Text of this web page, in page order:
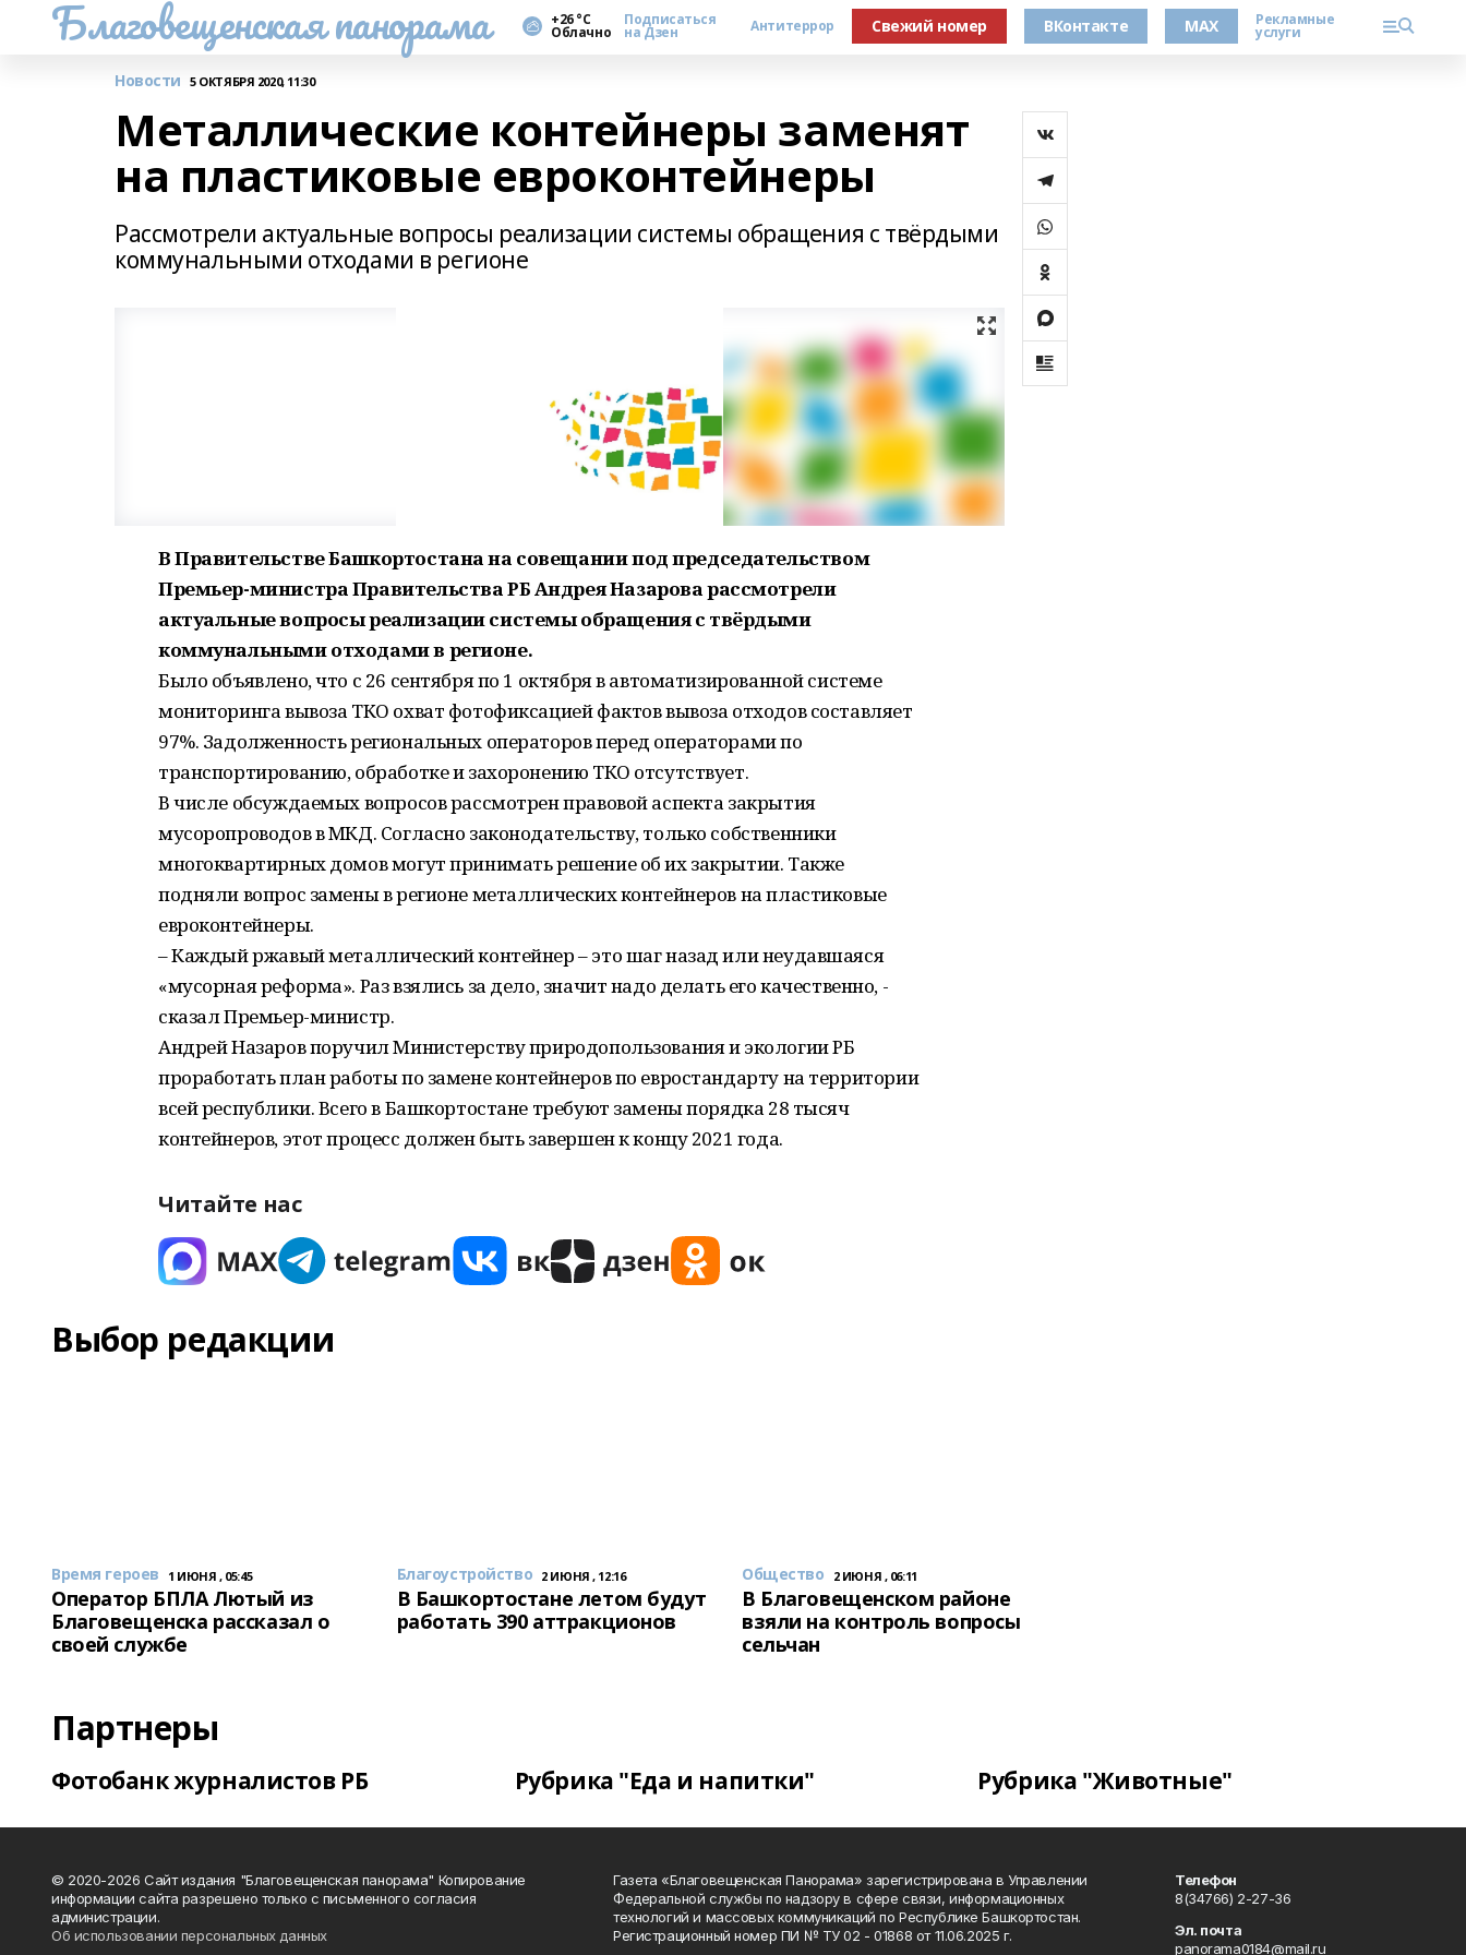
Благовещенская панорама +26 °С
Облачно
Подписаться
на Дзен Антитеррор Свежий номер ВКонтакте MAX Рекламные
услуги
Новости 5 ОКТЯБРЯ 2020, 11:30
Металлические контейнеры заменят
на пластиковые евроконтейнеры
Рассмотрели актуальные вопросы реализации системы обращения с твёрдыми
коммунальными отходами в регионе
В Правительстве Башкортостана на совещании под председательством
Премьер-министра Правительства РБ Андрея Назарова рассмотрели
актуальные вопросы реализации системы обращения с твёрдыми
коммунальными отходами в регионе.
Было объявлено, что с 26 сентября по 1 октября в автоматизированной системе
мониторинга вывоза ТКО охват фотофиксацией фактов вывоза отходов составляет
97%. Задолженность региональных операторов перед операторами по
транспортированию, обработке и захоронению ТКО отсутствует.
В числе обсуждаемых вопросов рассмотрен правовой аспекта закрытия
мусоропроводов в МКД. Согласно законодательству, только собственники
многоквартирных домов могут принимать решение об их закрытии. Также
подняли вопрос замены в регионе металлических контейнеров на пластиковые
евроконтейнеры.
– Каждый ржавый металлический контейнер – это шаг назад или неудавшаяся
«мусорная реформа». Раз взялись за дело, значит надо делать его качественно, -
сказал Премьер-министр.
Андрей Назаров поручил Министерству природопользования и экологии РБ
проработать план работы по замене контейнеров по евростандарту на территории
всей республики. Всего в Башкортостане требуют замены порядка 28 тысяч
контейнеров, этот процесс должен быть завершен к концу 2021 года.
Читайте нас
Выбор редакции
Время героев 1 ИЮНЯ , 05:45
Оператор БПЛА Лютый из
Благовещенска рассказал о
своей службе
Благоустройство 2 ИЮНЯ , 12:16
В Башкортостане летом будут
работать 390 аттракционов
Общество 2 ИЮНЯ , 06:11
В Благовещенском районе
взяли на контроль вопросы
сельчан
Партнеры
Фотобанк журналистов РБ Рубрика "Еда и напитки" Рубрика "Животные"
© 2020-2026 Сайт издания "Благовещенская панорама" Копирование
информации сайта разрешено только с письменного согласия
администрации.
Об использовании персональных данных
Газета «Благовещенская Панорама» зарегистрирована в Управлении
Федеральной службы по надзору в сфере связи, информационных
технологий и массовых коммуникаций по Республике Башкортостан.
Регистрационный номер ПИ № ТУ 02 - 01868 от 11.06.2025 г.
Телефон
8(34766) 2-27-36
Эл. почта
panorama0184@mail.ru